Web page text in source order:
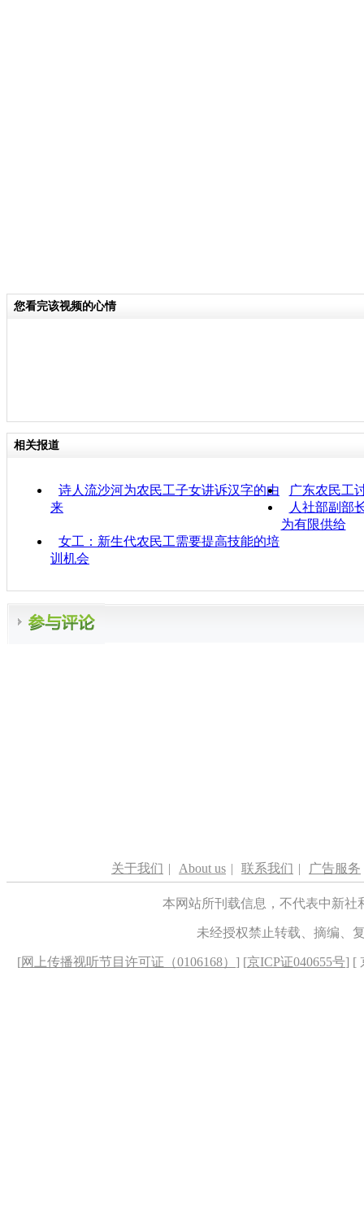
标签： 感动 中国梦
您看完该视频的心情
相关报道
诗人流沙河为农民工子女讲诉汉字的由
来
广东农民工
人社部副部
为有限供给
女工：新生代农民工需要提高技能的培
训机会
关于我们 | About us | 联系我们 | 广告服务
本网站所刊载信息，不代表中新
未经授权禁止转载、摘编、
[网上传播视听节目许可证（0106168） ] [京ICP证040655号] [